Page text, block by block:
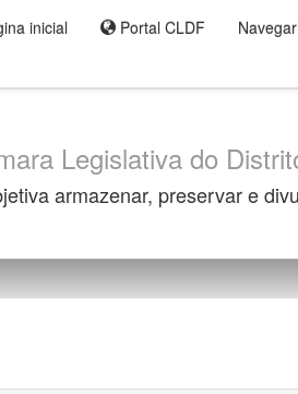
inicial Portal CLDF Navegar
Legislativa do
armazenar, preservar e